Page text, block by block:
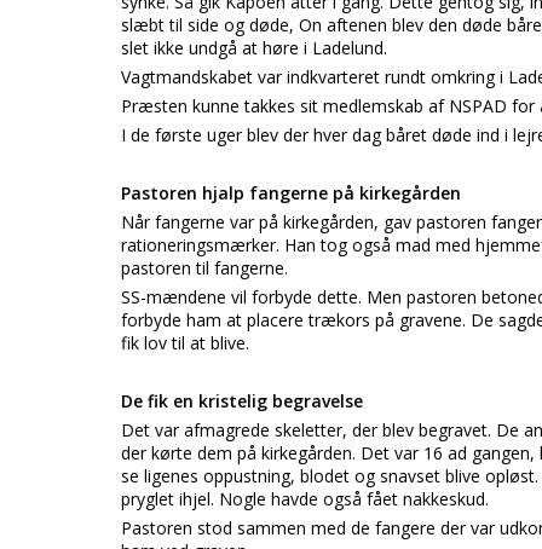
slæbt til side og døde, On aftenen blev den døde
slet ikke undgå at høre i Ladelund.
Vagtmandskabet var indkvarteret rundt omkring i
Præsten kunne takkes sit medlemskab af NSPAD for
I de første uger blev der hver dag båret døde ind i
Pastoren hjalp fangerne på kirkegården
Når fangerne var på kirkegården, gav pastoren
rationeringsmærker. Han tog også mad med
pastoren til fangerne.
SS-mændene vil forbyde dette. Men pastoren
forbyde ham at placere trækors på gravene. De
fik lov til at blive.
De fik en kristelig begravelse
Det var afmagrede skeletter, der blev begravet. De
der kørte dem på kirkegården. Det var 16 ad
se ligenes oppustning, blodet og snavset blive
pryglet ihjel. Nogle havde også fået nakkeskud.
Pastoren stod sammen med de fangere der var